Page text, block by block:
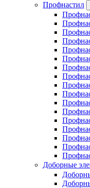
Профнастил
Доборные